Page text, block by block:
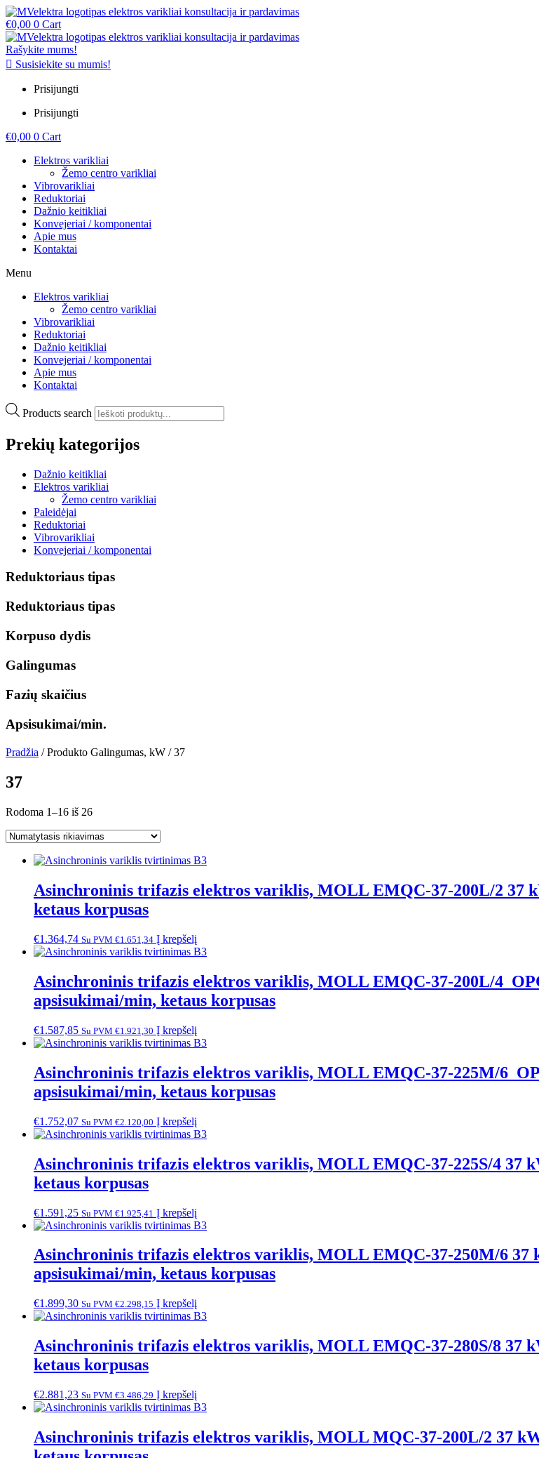
€0,00 0 Cart
Rašykite mums!
Susisiekite su mumis!
Prisijungti
Prisijungti
€0,00 0 Cart
Elektros varikliai
Žemo centro varikliai
Vibrovarikliai
Reduktoriai
Dažnio keitikliai
Konvejeriai / komponentai
Apie mus
Kontaktai
Menu
Elektros varikliai
Žemo centro varikliai
Vibrovarikliai
Reduktoriai
Dažnio keitikliai
Konvejeriai / komponentai
Apie mus
Kontaktai
Products search
Prekių kategorijos
Dažnio keitikliai
Elektros varikliai
Žemo centro varikliai
Paleidėjai
Reduktoriai
Vibrovarikliai
Konvejeriai / komponentai
Reduktoriaus tipas
Reduktoriaus tipas
Korpuso dydis
Galingumas
Fazių skaičius
Apsisukimai/min.
Pradžia / Produkto Galingumas, kW / 37
37
Rodoma 1–16 iš 26
Asinchroninis trifazis elektros variklis, MOLL EMQC-37-200L/2 37
ketaus korpusas
€1.364,74 Su PVM €1.651,34 Į krepšelį
Asinchroninis trifazis elektros variklis, MOLL EMQC-37-200L/
apsisukimai/min, ketaus korpusas
€1.587,85 Su PVM €1.921,30 Į krepšelį
Asinchroninis trifazis elektros variklis, MOLL EMQC-37-225M/
apsisukimai/min, ketaus korpusas
€1.752,07 Su PVM €2.120,00 Į krepšelį
Asinchroninis trifazis elektros variklis, MOLL EMQC-37-225S/4 37
ketaus korpusas
€1.591,25 Su PVM €1.925,41 Į krepšelį
Asinchroninis trifazis elektros variklis, MOLL EMQC-37-250M/6 37
apsisukimai/min, ketaus korpusas
€1.899,30 Su PVM €2.298,15 Į krepšelį
Asinchroninis trifazis elektros variklis, MOLL EMQC-37-280S/8 37
ketaus korpusas
€2.881,23 Su PVM €3.486,29 Į krepšelį
Asinchroninis trifazis elektros variklis, MOLL MQC-37-200L/2 37